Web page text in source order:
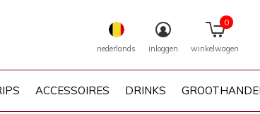
ACCESSOIRES DRINKS
nederlands inloggen winkelwagen
0